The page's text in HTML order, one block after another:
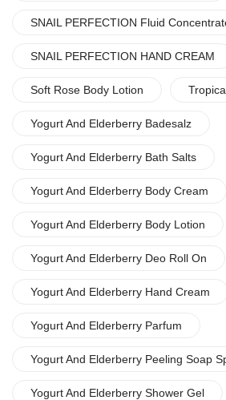
SNAIL PERFECTION Fluid
SNAIL PERFECTION HAND CREAM
Soft Rose Body Lotion
Yogurt And Elderberry Badesalz
Yogurt And Elderberry Bath Salts
Yogurt And Elderberry Body Cream
Yogurt And Elderberry Body Lotion
Yogurt And Elderberry Deo Roll On
Yogurt And Elderberry Hand Cream
Yogurt And Elderberry Parfum
Yogurt And Elderberry Peeling Soap
Yogurt And Elderberry Shower Gel